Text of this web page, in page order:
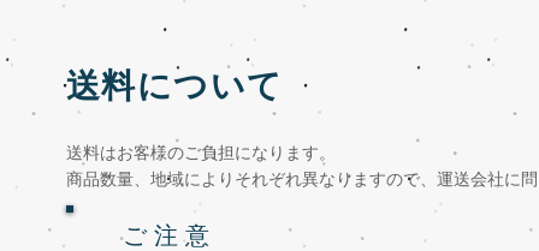
送料について
送料はお客様のご負担になります。
商品数量、地域によりそれぞれ異なりますので、運送会社に
ご 注 意